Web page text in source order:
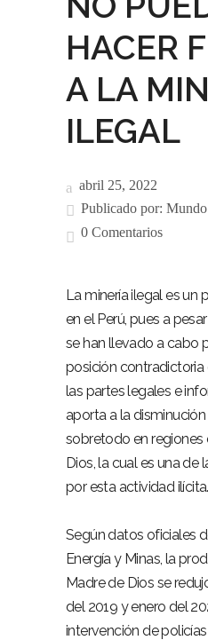
HACER
A LA
ILEGAL
abril 25, 2022
Publicado por:
0 Comentarios
La minería ilegal es un
en el Perú, pues a
se han llevado a cabo
posición contradictoria
las partes legales e
aporta a la
sobretodo en
Dios, la cual es una de
por esta actividad ilícita.
Según datos oficiales
Energía y Minas, la
Madre de Dios se
del 2019 y enero del
intervención de